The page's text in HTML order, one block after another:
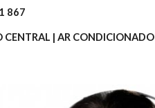
867
CENTRAL | AR CONDICIONADO